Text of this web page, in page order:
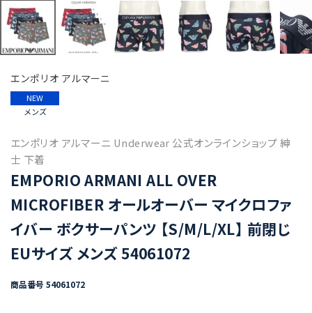
エンポリオ アルマーニ
NEW
メンズ
エンポリオ アルマーニ Underwear 公式オンラインショップ 紳
士 下着
EMPORIO ARMANI ALL OVER
MICROFIBER オールオーバー マイクロファ
イバー ボクサーパンツ 【S/M/L/XL】 前閉じ
EUサイズ メンズ 54061072
商品番号 54061072